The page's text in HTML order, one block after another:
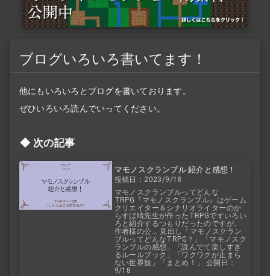
ブログいろいろ書いてます！
他にもいろいろとブログを書いております。
ぜひいろいろ読んでいってください。
次の記事
マモノスクランブル 紹介と感想！
投稿日：2023/9/18
マモノスクランブルってどんな
TRPG『マモノスクランブル』はゲーム
クリエイター＆シナリオライターのか
らすば晴先生が作ったTRPGですいろい
ろと紹介するつもりだったのですが、
作者様の公... 見出し「マモノスクラン
ブルってどんなTRPG？」「マモノスク
ランブルの感想」「読んでて楽しすぎ
るルールブック」「ワクワクが止まら
ない世界観」「まとめ！」 公開日：
9/18